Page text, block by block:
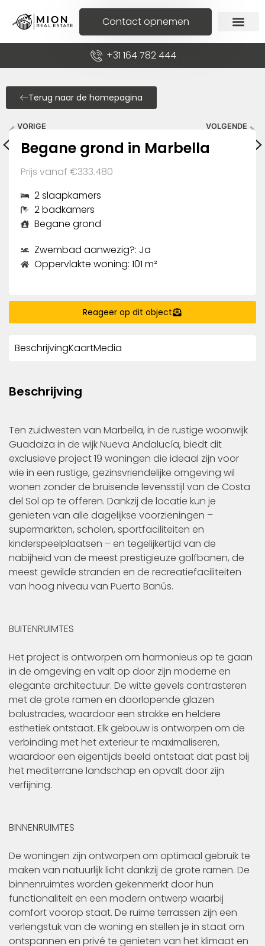
Contact opnemen
+31 164 782 444
Terug naar de homepagina
VORIGE VOLGENDE
Begane grond in Marbella
Prijs vanaf €333.480
2 slaapkamers
2 badkamers
Begane grond
Zwembad aanwezig?: Ja
Oppervlakte woning: 101 m²
Reageer op dit object
BeschrijvingKaartMedia
Beschrijving
Ten zuidwesten van Marbella, in de rustige woonwijk
Guadaiza in de wijk Nueva Andalucía, biedt dit
exclusieve project 19 woningen die ideaal zijn voor
wie in een rustige, gezinsvriendelijke omgeving wil
wonen zonder de bruisende levensstijl van de Costa
del Sol op te offeren. Dankzij de locatie kun je
genieten van alle dagelijkse voorzieningen –
supermarkten, scholen, sportfaciliteiten en
kinderspeelplaatsen – en tegelijkertijd van de
nabijheid van de meest prestigieuze golfbanen, de
meest gewilde stranden en de recreatiefaciliteiten
van hoog niveau van Puerto Banús.
BUITENRUIMTES
Het project is ontworpen om harmonieus op te gaan
in de omgeving en valt op door zijn moderne en
elegante architectuur. De witte gevels contrasteren
met de grote ramen en doorlopende glazen
balustrades, waardoor een strakke en heldere
esthetiek ontstaat. Elk gebouw is ontworpen om de
verbinding met het exterieur te maximaliseren,
waardoor een eigentijds beeld ontstaat dat past bij
het mediterrane landschap en opvalt door zijn
verfijning.
BINNENRUIMTES
De woningen zijn ontworpen om optimaal gebruik te
maken van natuurlijk licht dankzij de grote ramen. De
binnenruimtes worden gekenmerkt door hun
functionaliteit en een modern ontwerp waarbij
comfort voorop staat. De ruime terrassen zijn een
verlengstuk van de woning en stellen je in staat om
ontspannen en privé te genieten van het klimaat en